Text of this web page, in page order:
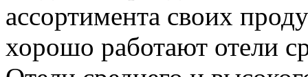
ассортимента своих
хорошо работают отели